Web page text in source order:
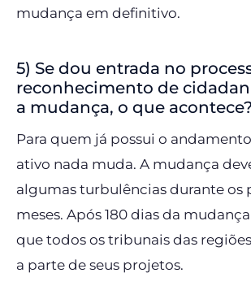
mudança em definitivo.
5) Se dou entrada no
reconhecimento de
a mudança, o que acontece?
Para quem já possui o
ativo nada muda. A mudança
algumas turbulências durante os
meses. Após 180 dias da
que todos os tribunais das
a parte de seus projetos.